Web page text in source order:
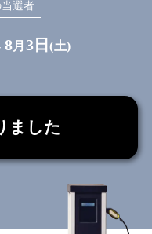
選者
8月 3日(土)
ました